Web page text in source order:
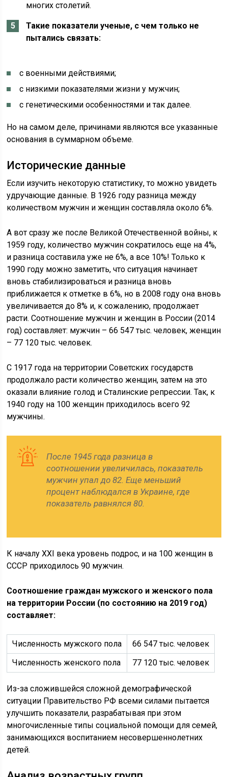
многих столетий.
Такие показатели ученые, с чем только не
пытались связать:
с военными действиями;
с низкими показателями жизни у мужчин;
с генетическими особенностями и так далее.
Но на самом деле, причинами являются все указанные
основания в суммарном объеме.
Исторические данные
Если изучить некоторую статистику, то можно увидеть
удручающие данные. В 1926 году разница между
количеством мужчин и женщин составляла около 6%.
А вот сразу же после Великой Отечественной войны, к
1959 году, количество мужчин сократилось еще на 4%,
и разница составила уже не 6%, а все 10%! Только к
1990 году можно заметить, что ситуация начинает
вновь стабилизироваться и разница вновь
приближается к отметке в 6%, но в 2008 году она вновь
увеличивается до 8% и, к сожалению, продолжает
расти. Соотношение мужчин и женщин в России (2014
год) составляет: мужчин – 66 547 тыс. человек, женщин
– 77 120 тыс. человек.
С 1917 года на территории Советских государств
продолжало расти количество женщин, затем на это
оказали влияние голод и Сталинские репрессии. Так, к
1940 году на 100 женщин приходилось всего 92
мужчины.
После 1945 года разница в
соотношении увеличилась, показатель
мужчин упал до 82. Еще меньший
процент наблюдался в Украине, где
показатель равнялся 80.
К началу XXI века уровень подрос, и на 100 женщин в
СССР приходилось 90 мужчин.
Соотношение граждан мужского и женского пола
на территории России (по состоянию на 2019 год)
составляет:
Численность мужского пола
66 547 тыс. человек
Численность женского пола
77 120 тыс. человек
Из-за сложившейся сложной демографической
ситуации Правительство РФ всеми силами пытается
улучшить показатели, разрабатывая при этом
многочисленные типы социальной помощи для семей,
занимающихся воспитанием несовершеннолетних
детей.